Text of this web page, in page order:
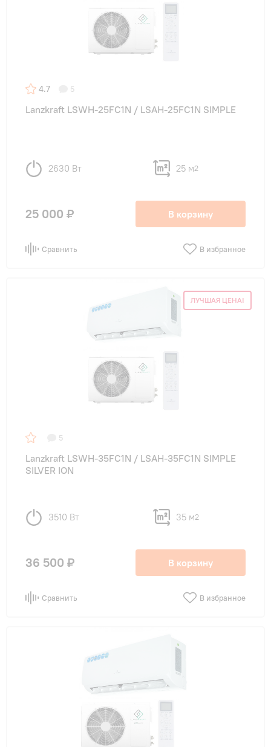
Инверторные
в спальню
для офиса (9)
на дачу (9)
4.7 5
Lanzkraft LSWH-25FC1N / LSAH-25FC1N SIMPLE
2630 Вт 25 м2
25 000 ₽ В корзину
Сравнить В избранное
ЛУЧШАЯ ЦЕНА!
5
Lanzkraft LSWH-35FC1N / LSAH-35FC1N SIMPLE
SILVER ION
3510 Вт 35 м2
36 500 ₽ В корзину
Сравнить В избранное